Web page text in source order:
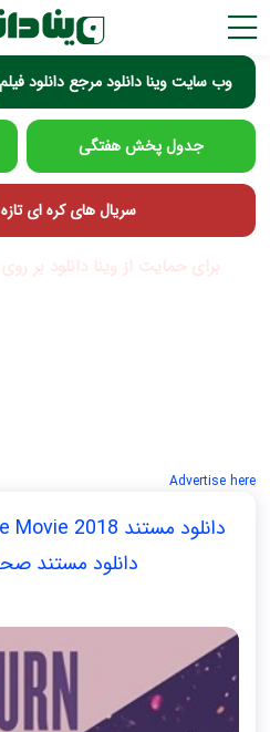
وب سایت وینا دانلود مرجع دانلود
جدول پخش هفتگی
سریال های کره ای
برای حمایت از وینا دانلود بر
Advertise here
دانلود مستند